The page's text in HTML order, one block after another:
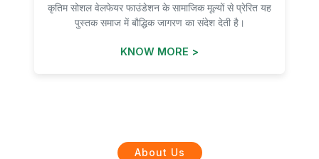
कृतिम सोशल वेलफेयर फाउंडेशन के सामाजिक मूल्यों से प्रेरित यह
पुस्तक समाज में बौद्धिक जागरण का संदेश देती है।
KNOW MORE >
About Us